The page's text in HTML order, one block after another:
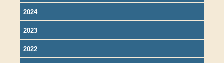
2024
2023
2022